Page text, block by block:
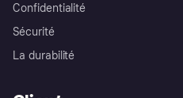
Confidentialité
Sécurité
La durabilité